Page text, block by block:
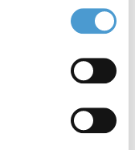
DE INTERÉS